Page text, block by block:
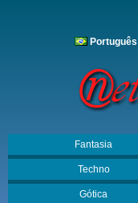
Português
Fantasia
Techno
Gótica